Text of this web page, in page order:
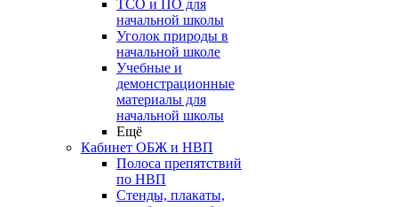
ТСО и ПО для
начальной школы
Уголок природы в
начальной школе
Учебные и
демонстрационные
материалы для
начальной школы
Ещё
Кабинет ОБЖ и НВП
Полоса препятствий
по НВП
Стенды, плакаты,